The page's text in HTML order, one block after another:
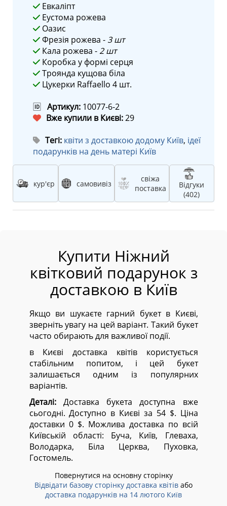
Евкаліпт
Еустома рожева
Оазис
Фрезія рожева - 3 шт
Кала рожева -2 шт
Коробка у формі серця
Троянда кущова біла
Цукерки Raffaello 4 шт.
🆔 Артикул: 10077-6-2
Вже купили в Києві:29
Тегі: квіти з доставкою додому Київ, ідеї
подарунків на день матері Київ
кур'єр самовивіз
свіжа
поставка
Відгуки
(402)
Купити Ніжний
квітковий подарунок з
доставкою в Київ
Якщо ви шукаєте гарний букет в Києві,
зверніть увагу на цей варіант. Такий букет
часто обирають для важливої події.
в Києві доставка квітів користується
стабільним попитом, і цей букет
залишається одним із популярних
варіантів.
Деталі:Доставка букета доступна вже
сьогодні. Доступно в Києві за 54 $. Ціна
доставки 0 $. Можлива доставка по всій
Київській області: Буча, Київ, Глеваха,
Володарка, Біла Церква, Пуховка,
Гостомель.
Повернутися на основну сторінку
Відвідати базову сторінку доставка квітів або
доставка подарунків на 14 лютого Київ